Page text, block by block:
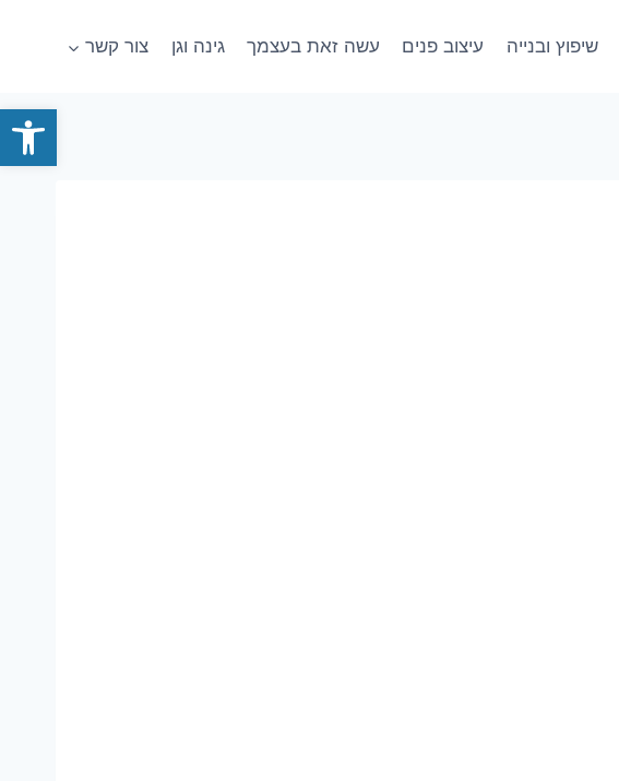
פתח
שיפוץ ובנייה עיצוב פנים עשה זאת בעצמך גינה וגן צור קשר